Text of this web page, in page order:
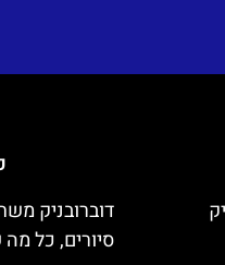
דוברובניק
סיורים, כל